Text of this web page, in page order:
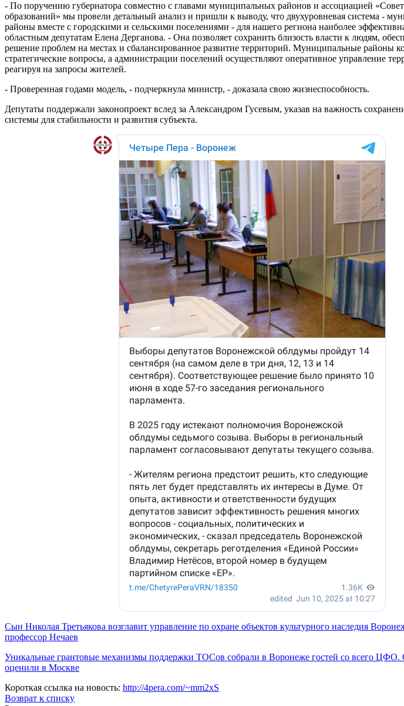
- По поручению губернатора совместно с главами муниципальных районов и ассоциацией
образований» мы провели детальный анализ и пришли к выводу, что двухуровневая система -
районы вместе с городскими и сельскими поселениями - для нашего региона наиболее
областным депутатам Елена Дерганова. - Она позволяет сохранить близость власти к людям,
решение проблем на местах и сбалансированное развитие территорий. Муниципальные районы
стратегические вопросы, а администрации поселений осуществляют оперативное управление
реагируя на запросы жителей.
- Проверенная годами модель, - подчеркнула министр, - доказала свою жизнеспособность.
Депутаты поддержали законопроект вслед за Александром Гусевым, указав на важность
системы для стабильности и развития субъекта.
Сын Николая Третьякова возглавит управление по охране объектов культурного наследия
профессор Нечаев
Уникальные грантовые механизмы поддержки ТОСов собрали в Воронеже гостей со всего ЦФО.
оценили в Москве
Короткая ссылка на новость: http://4pera.com/~mm2xS
Возврат к списку